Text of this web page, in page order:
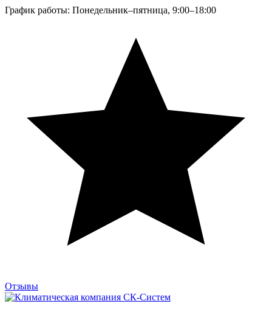
График работы: Понедельник–пятница, 9:00–18:00
Отзывы